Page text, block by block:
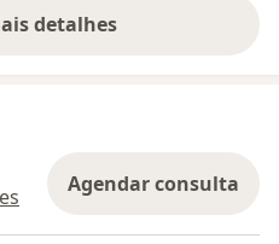
detalhes
sobre a experiência
Agendar consulta